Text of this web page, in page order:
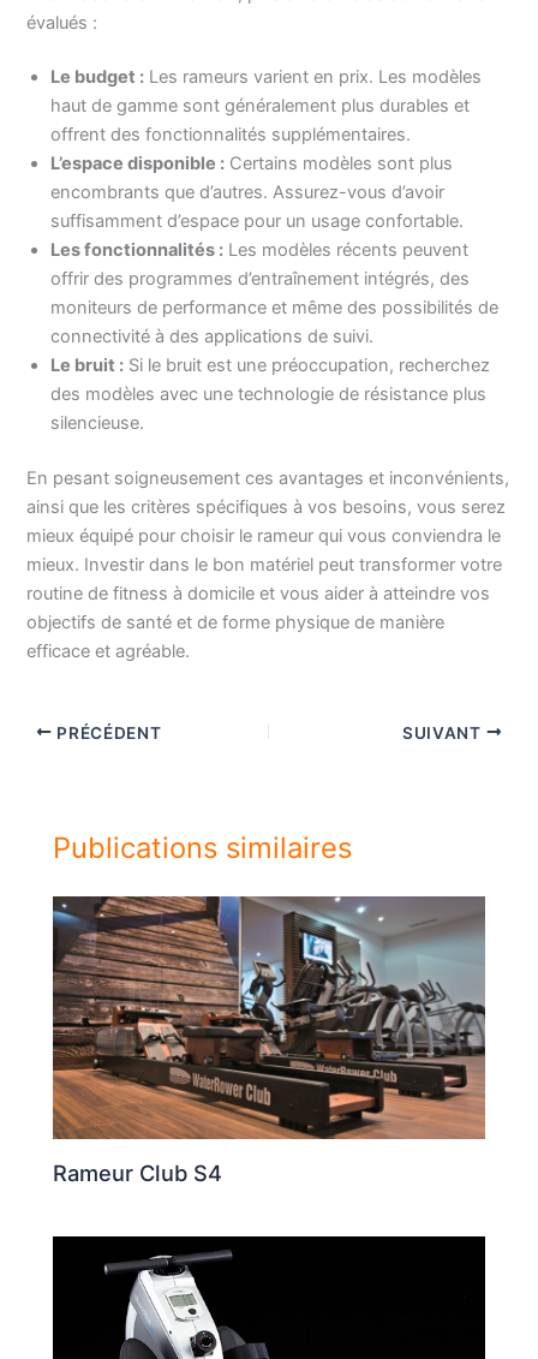
évalués :
Le budget : Les rameurs varient en prix. Les modèles
haut de gamme sont généralement plus durables et
offrent des fonctionnalités supplémentaires.
L’espace disponible : Certains modèles sont plus
encombrants que d’autres. Assurez-vous d’avoir
suffisamment d’espace pour un usage confortable.
Les fonctionnalités : Les modèles récents peuvent
offrir des programmes d’entraînement intégrés, des
moniteurs de performance et même des possibilités de
connectivité à des applications de suivi.
Le bruit : Si le bruit est une préoccupation, recherchez
des modèles avec une technologie de résistance plus
silencieuse.
En pesant soigneusement ces avantages et inconvénients,
ainsi que les critères spécifiques à vos besoins, vous serez
mieux équipé pour choisir le rameur qui vous conviendra le
mieux. Investir dans le bon matériel peut transformer votre
routine de fitness à domicile et vous aider à atteindre vos
objectifs de santé et de forme physique de manière
efficace et agréable.
PRÉCÉDENT SUIVANT
Publications similaires
Rameur Club S4